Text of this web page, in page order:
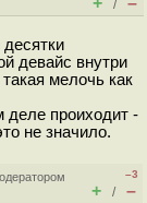
/
девайс внутри
мелочь как
деле проиходит -
не значило.
–3
+ / –